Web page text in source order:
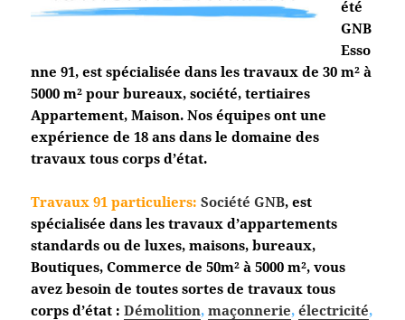
été
GNB
Esso
nne 91, est spécialisée dans les travaux de 30 m² à
5000 m² pour bureaux, société, tertiaires
Appartement, Maison. Nos équipes ont une
expérience de 18 ans dans le domaine des
travaux tous corps d’état.
Travaux 91 particuliers: Société GNB, est
spécialisée dans les travaux d’appartements
standards ou de luxes, maisons, bureaux,
Boutiques, Commerce de 50m² à 5000 m², vous
avez besoin de toutes sortes de travaux tous
corps d’état : Démolition,maçonnerie,électricité,